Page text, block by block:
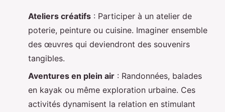
Ateliers créatifs : Participer à un atelier de
poterie, peinture ou cuisine. Imaginer ensemble
des œuvres qui deviendront des souvenirs
tangibles.
Aventures en plein air : Randonnées, balades
en kayak ou même exploration urbaine. Ces
activités dynamisent la relation en stimulant